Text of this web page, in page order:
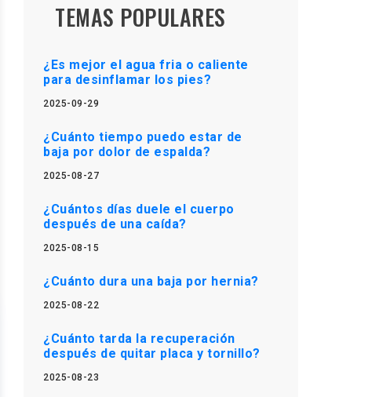
TEMAS POPULARES
¿Es mejor el agua fria o caliente
para desinflamar los pies?
2025-09-29
¿Cuánto tiempo puedo estar de
baja por dolor de espalda?
2025-08-27
¿Cuántos días duele el cuerpo
después de una caída?
2025-08-15
¿Cuánto dura una baja por hernia?
2025-08-22
¿Cuánto tarda la recuperación
después de quitar placa y tornillo?
2025-08-23